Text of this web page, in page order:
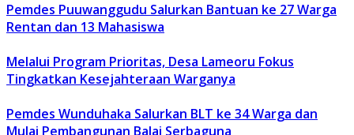
Pemdes Puuwanggudu Salurkan Bantuan ke 27 Warga
Rentan dan 13 Mahasiswa
Melalui Program Prioritas, Desa Lameoru Fokus
Tingkatkan Kesejahteraan Warganya
Pemdes Wunduhaka Salurkan BLT ke 34 Warga dan
Mulai Pembangunan Balai Serbaguna